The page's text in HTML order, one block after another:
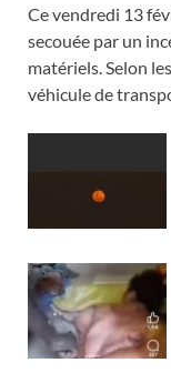
Ce vendredi 13
secouée par un
matériels. Selon
véhicule de